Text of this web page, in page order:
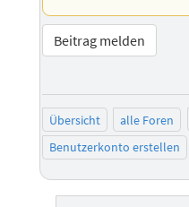
Beitrag melden
Übersicht alle Foren
Benutzerkonto erstellen